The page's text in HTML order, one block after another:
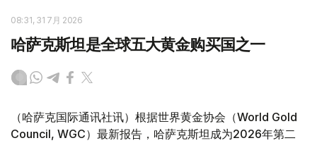
08:31, 31 7月 2026
哈萨克斯坦是全球五大黄金购买国之一
（哈萨克国际通讯社讯）根据世界黄金协会（World Gold
Council, WGC）最新报告，哈萨克斯坦成为2026年第二